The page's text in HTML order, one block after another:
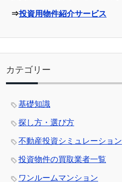
⇒投資用物件紹介サービス
カテゴリー
基礎知識
探し方・選び方
不動産投資シミュレーション
投資物件の買取業者一覧
ワンルームマンション